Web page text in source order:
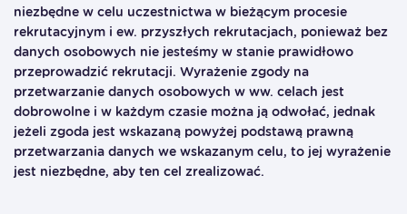
niezbędne w celu uczestnictwa w bieżącym procesie
rekrutacyjnym i ew. przyszłych rekrutacjach, ponieważ bez
danych osobowych nie jesteśmy w stanie prawidłowo
przeprowadzić rekrutacji. Wyrażenie zgody na
przetwarzanie danych osobowych w ww. celach jest
dobrowolne i w każdym czasie można ją odwołać, jednak
jeżeli zgoda jest wskazaną powyżej podstawą prawną
przetwarzania danych we wskazanym celu, to jej wyrażenie
jest niezbędne, aby ten cel zrealizować.